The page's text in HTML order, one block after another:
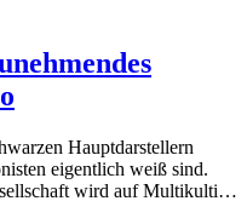
Hauptdarstellern
eigentlich weiß sind.